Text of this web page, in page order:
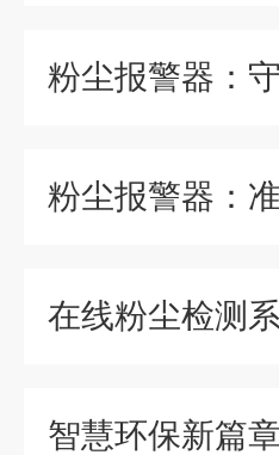
粉尘报警器：
粉尘报警器：